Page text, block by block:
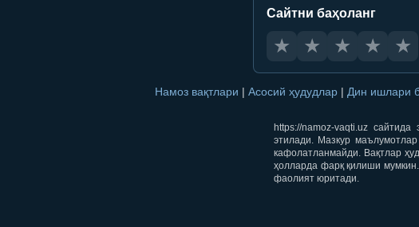
Сайтни баҳоланг
★ ★ ★ ★ ★
Намоз вақтлари | Асосий ҳудудлар | Дин ишлари
https://namoz-vaqti.uz
этилади. Мазкур
кафолатланмайди. Вақтлар
ҳолларда фарқ қилиши
фаолият юритади.